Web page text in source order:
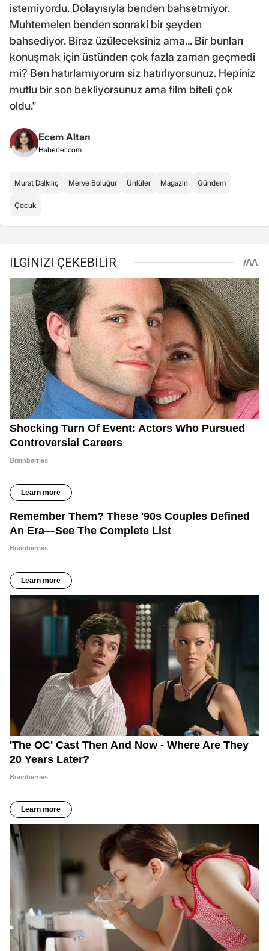
istemiyordu. Dolayısıyla benden bahsetmiyor.
Muhtemelen benden sonraki bir şeyden
bahsediyor. Biraz üzüleceksiniz ama... Bir bunları
konuşmak için üstünden çok fazla zaman geçmedi
mi? Ben hatırlamıyorum siz hatırlıyorsunuz. Hepiniz
mutlu bir son bekliyorsunuz ama film biteli çok
oldu."
Ecem Altan
Haberler.com
Murat Dalkılıç Merve Boluğur Ünlüler Magazin Gündem
Çocuk